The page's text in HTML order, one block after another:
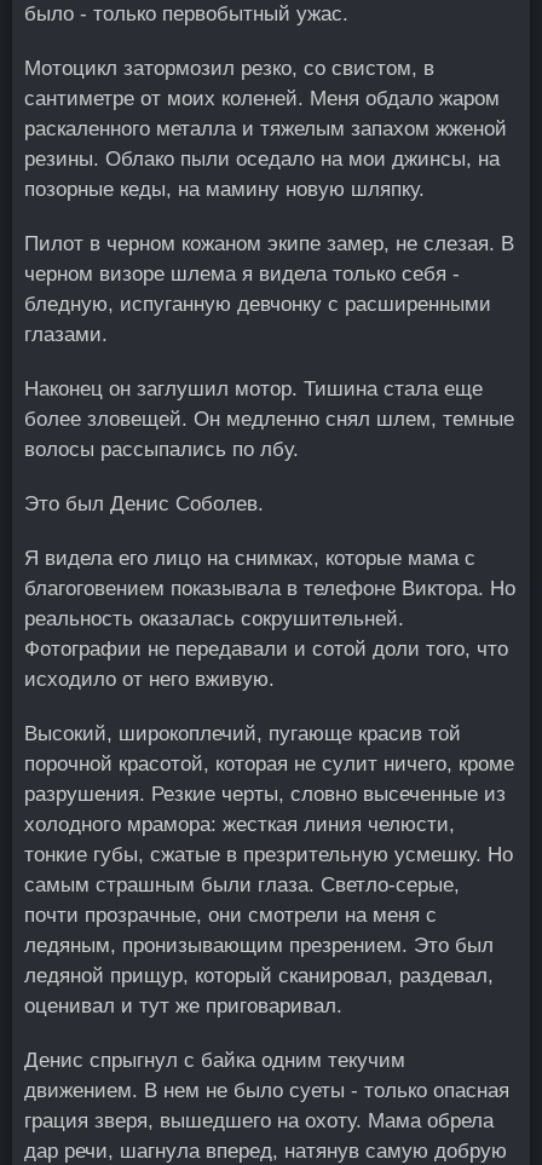
было - только первобытный ужас.
Мотоцикл затормозил резко, со свистом, в
сантиметре от моих коленей. Меня обдало жаром
раскаленного металла и тяжелым запахом жженой
резины. Облако пыли оседало на мои джинсы, на
позорные кеды, на мамину новую шляпку.
Пилот в черном кожаном экипе замер, не слезая. В
черном визоре шлема я видела только себя -
бледную, испуганную девчонку с расширенными
глазами.
Наконец он заглушил мотор. Тишина стала еще
более зловещей. Он медленно снял шлем, темные
волосы рассыпались по лбу.
Это был Денис Соболев.
Я видела его лицо на снимках, которые мама с
благоговением показывала в телефоне Виктора. Но
реальность оказалась сокрушительней.
Фотографии не передавали и сотой доли того, что
исходило от него вживую.
Высокий, широкоплечий, пугающе красив той
порочной красотой, которая не сулит ничего, кроме
разрушения. Резкие черты, словно высеченные из
холодного мрамора: жесткая линия челюсти,
тонкие губы, сжатые в презрительную усмешку. Но
самым страшным были глаза. Светло-серые,
почти прозрачные, они смотрели на меня с
ледяным, пронизывающим презрением. Это был
ледяной прищур, который сканировал, раздевал,
оценивал и тут же приговаривал.
Денис спрыгнул с байка одним текучим
движением. В нем не было суеты - только опасная
грация зверя, вышедшего на охоту. Мама обрела
дар речи, шагнула вперед, натянув самую добрую